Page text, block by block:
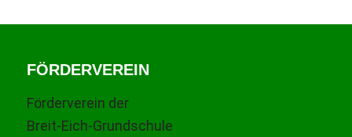
FÖRDERVEREIN
Förderverein der
Breit-Eich-Grundschule